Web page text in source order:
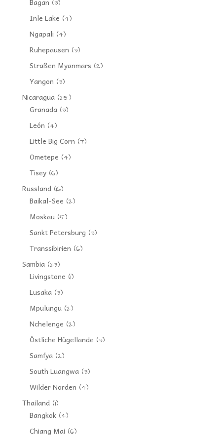
(3)
Inle Lake (4)
Ngapali (4)
Ruhepausen (3)
Straßen Myanmars (2)
Yangon (3)
Nicaragua(25)
Granada(3)
León (4)
Little Big Corn (7)
Ometepe (4)
Tisey(6)
Russland(16)
Baikal-See (2)
Moskau(5)
Sankt Petersburg (3)
Transsibirien (6)
Sambia(23)
Livingstone (1)
Lusaka(3)
Mpulungu(2)
Nchelenge (2)
Östliche Hügellande (3)
Samfya(2)
South Luangwa(3)
Wilder Norden (4)
Thailand(11)
Bangkok(4)
Chiang Mai (6)